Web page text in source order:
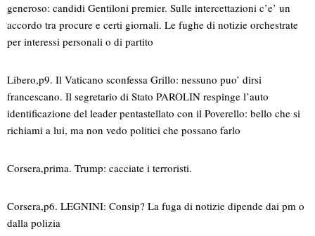
generoso: candidi Gentiloni premier. Sulle intercettazioni c’e’ un
accordo tra procure e certi giornali. Le fughe di notizie orchestrate
per interessi personali o di partito
Libero,p9. Il Vaticano sconfessa Grillo: nessuno puo’ dirsi
francescano. Il segretario di Stato PAROLIN respinge l’auto
identificazione del leader pentastellato con il Poverello: bello che si
richiami a lui, ma non vedo politici che possano farlo
Corsera,prima. Trump: cacciate i terroristi.
Corsera,p6. LEGNINI: Consip? La fuga di notizie dipende dai pm o
dalla polizia